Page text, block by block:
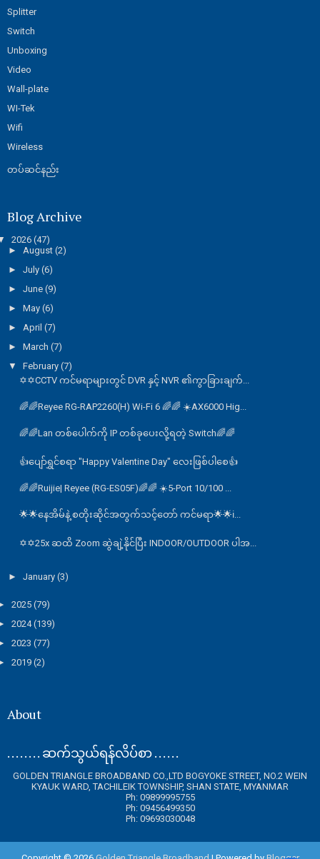
Splitter
Switch
Unboxing
Video
Wall-plate
WI-Tek
Wifi
Wireless
တပ်ဆင်နည်း
Blog Archive
2026 (47)
► August (2)
► July (6)
► June (9)
► May (6)
► April (7)
► March (7)
▼ February (7)
✡️✡️CCTV ကင်မရာများတွင် DVR နှင့် NVR ၏ကွာခြားချက်...
🌈🌈Reyee RG-RAP2260(H) Wi-Fi 6 🌈🌈 ☀️AX6000 Hig...
🌈🌈Lan တစ်‌ပေါက်ကို IP တစ်ခုပေးလို့ရတဲ့ Switch🌈🌈
👍ပျော်ရွှင်စရာ "Happy Valentine Day" လေးဖြစ်ပါစေ👍
🌈🌈Ruijie| Reyee (RG-ES05F)🌈🌈 ☀️5-Port 10/100 ...
🌟🌟နေအိမ်နဲ့ စတိုးဆိုင်​အတွက်သင့်တော် ကင်မရာ🌟🌟ℹ...
✡✡25x ဆထိ Zoom ဆွဲချဲ့နိုင်ပြီး INDOOR/OUTDOOR ပါအ...
► January (3)
2025 (79)
2024(139)
2023 (77)
2019 (2)
About
. . . . . . . . ဆက်သွယ်ရန်လိပ်စာ . . . . . .
GOLDEN TRIANGLE BROADBAND CO.,LTD BOGYOKE STREET, NO.2 WEIN
KYAUK WARD, TACHILEIK TOWNSHIP, SHAN STATE, MYANMAR
Ph: 09899995755
Ph: 09456499350
Ph: 09693030048